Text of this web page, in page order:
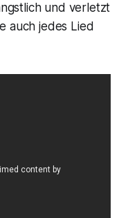
und verletzt
auch jedes Lied